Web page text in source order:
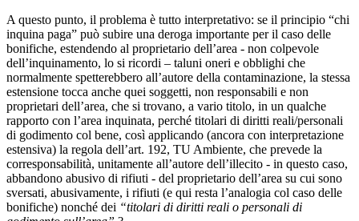
A questo punto, il problema è tutto interpretativo: se il principio “chi
inquina paga” può subire una deroga importante per il caso delle
bonifiche, estendendo al proprietario dell’area - non colpevole
dell’inquinamento, lo si ricordi – taluni oneri e obblighi che
normalmente spetterebbero all’autore della contaminazione, la stessa
estensione tocca anche quei soggetti, non responsabili e non
proprietari dell’area, che si trovano, a vario titolo, in un qualche
rapporto con l’area inquinata, perché titolari di diritti reali/personali
di godimento col bene, così applicando (ancora con interpretazione
estensiva) la regola dell’art. 192, TU Ambiente, che prevede la
corresponsabilità, unitamente all’autore dell’illecito - in questo caso,
abbandono abusivo di rifiuti - del proprietario dell’area su cui sono
sversati, abusivamente, i rifiuti (e qui resta l’analogia col caso delle
bonifiche) nonché dei “titolari di diritti reali o personali di